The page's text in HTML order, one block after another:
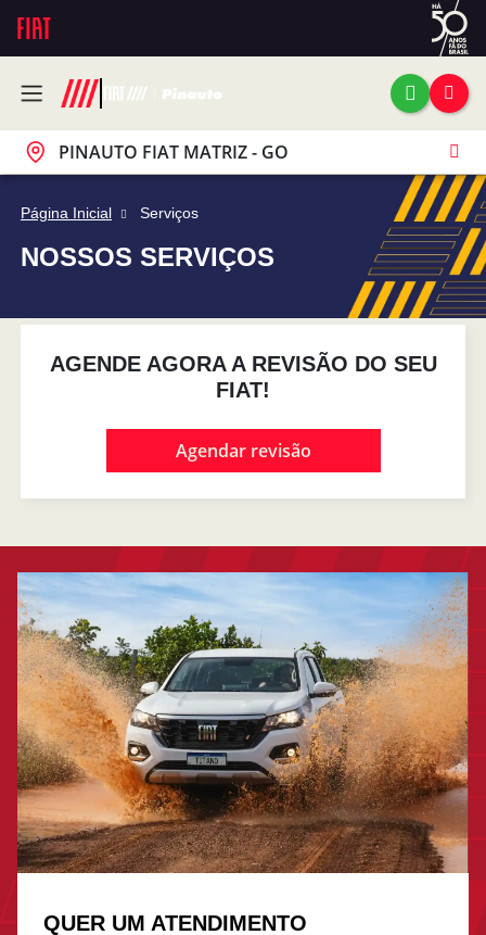
PINAUTO FIAT MATRIZ - GO
Página Inicial Serviços
NOSSOS SERVIÇOS
AGENDE AGORA A REVISÃO DO SEU
FIAT!
Agendar revisão
QUER UM ATENDIMENTO